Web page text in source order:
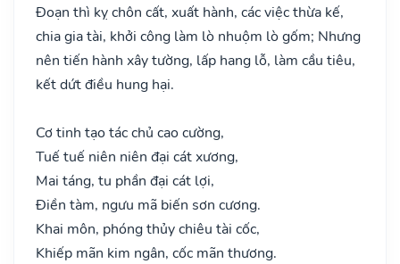
Đoạn thì kỵ chôn cất, xuất hành, các việc thừa kế,
chia gia tài, khởi công làm lò nhuộm lò gốm; Nhưng
nên tiến hành xây tường, lấp hang lỗ, làm cầu tiêu,
kết dứt điều hung hại.
Cơ tinh tạo tác chủ cao cường,
Tuế tuế niên niên đại cát xương,
Mai táng, tu phần đại cát lợi,
Điền tàm, ngưu mã biến sơn cương.
Khai môn, phóng thủy chiêu tài cốc,
Khiếp mãn kim ngân, cốc mãn thương.